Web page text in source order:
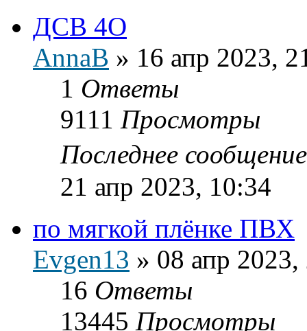
ДСВ 4О
AnnaB » 16 апр 2023,
1 Ответы
9111 Просмотры
Последнее
21 апр 2023, 10:34
по мягкой плёнке ПВХ
Evgen13 » 08 апр
16 Ответы
13445 Просмотры